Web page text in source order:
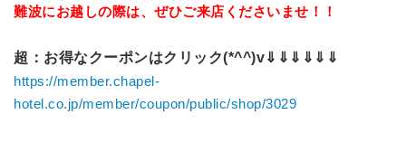
難波にお越しの際は、ぜひご来店くださいませ！！
超：お得なクーポンはクリック(*^^)v⇓⇓⇓⇓⇓⇓
https://member.chapel-
hotel.co.jp/member/coupon/public/shop/3029